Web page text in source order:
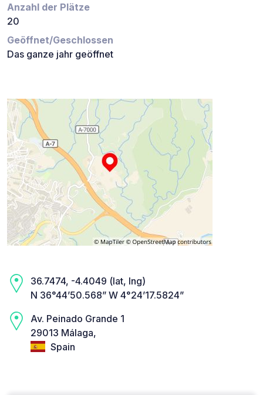
Anzahl der Plätze
20
Geöffnet/Geschlossen
Das ganze jahr geöffnet
36.7474, -4.4049 (lat, lng)
N 36°44’50.568” W 4°24’17.5824”
Av. Peinado Grande 1
29013 Málaga,
Spain